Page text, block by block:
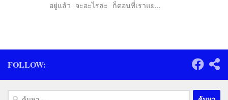
อยู่แล้ว จะอะไรล่ะ ก็ตอนที่เราแย...
FOLLOW:
ค้นหา